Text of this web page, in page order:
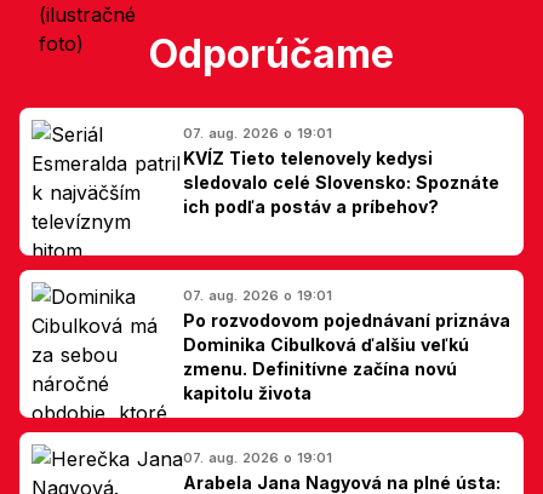
Odporúčame
07. aug. 2026 o 19:01
KVÍZ Tieto telenovely kedysi
sledovalo celé Slovensko: Spoznáte
ich podľa postáv a príbehov?
07. aug. 2026 o 19:01
Po rozvodovom pojednávaní priznáva
Dominika Cibulková ďalšiu veľkú
zmenu. Definitívne začína novú
kapitolu života
07. aug. 2026 o 19:01
Arabela Jana Nagyová na plné ústa: